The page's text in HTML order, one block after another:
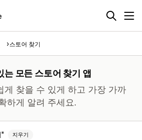
스토어 찾기
는 모든 스토어 찾기 앱
게 찾을 수 있게 하고 가장 가까
하게 알려 주세요.
지우기